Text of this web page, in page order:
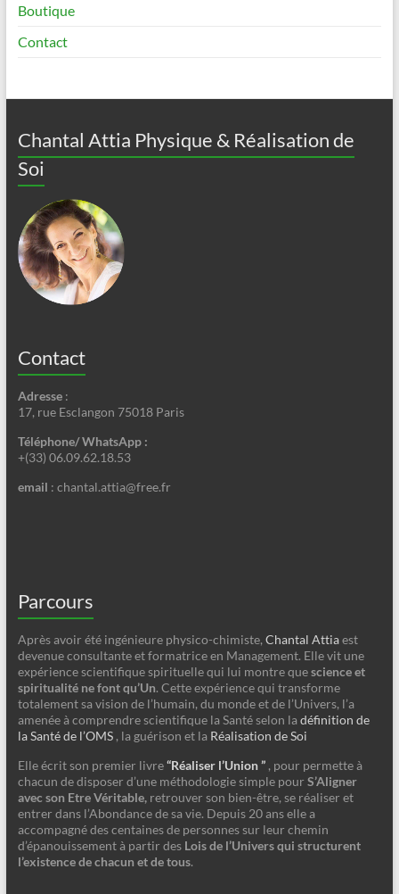
Boutique
Contact
Chantal Attia Physique & Réalisation de
Soi
Contact
Adresse:
17, rue Esclangon 75018 Paris
Téléphone/ WhatsApp :
+(33) 06.09.62.18.53
email : chantal.attia@free.fr
Parcours
Après avoir été ingénieure physico-chimiste, Chantal Attiaest
devenue consultante et formatrice en Management. Elle vit une
expérience scientifique spirituelle qui lui montre quescience et
spiritualité ne font qu’Un. Cette expérience qui transforme
totalement sa vision de l’humain, du monde et de l’Univers, l’a
amenée à comprendre scientifique la Santé selon ladéfinition de
la Santé de l’OMS, la guérison et la Réalisation de Soi
Elle écrit son premier livre“Réaliser l’Union ”, pour permette à
chacun de disposer d’une méthodologie simple pour S’Aligner
avec son Etre Véritable,retrouver son bien-être, se réaliser et
entrer dans l’Abondance de sa vie. Depuis 20 ans elle a
accompagné des centaines de personnes sur leur chemin
d’épanouissement à partir des Lois de l’Univers qui structurent
l’existence de chacun et de tous.